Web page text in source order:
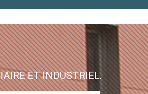
ET INDUSTRIEL.